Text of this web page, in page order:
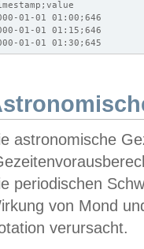
01-01 01:00;646
01-01 01:15;646
01-01 01:30;645
astronomische
periodischen
von Mond
verursacht.